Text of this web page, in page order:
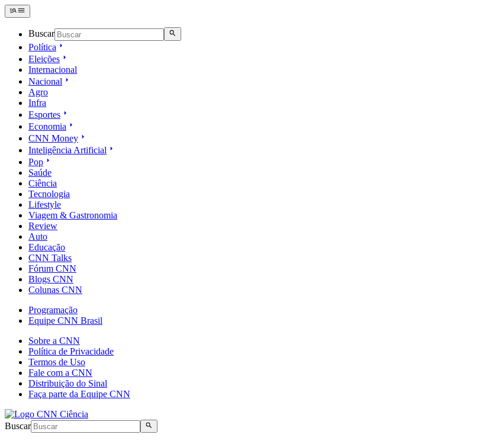
Buscar
Política
Eleições
Internacional
Nacional
Agro
Infra
Esportes
Economia
CNN Money
Inteligência Artificial
Pop
Saúde
Ciência
Tecnologia
Lifestyle
Viagem & Gastronomia
Review
Auto
Educação
CNN Talks
Fórum CNN
Blogs CNN
Colunas CNN
Programação
Equipe CNN Brasil
Sobre a CNN
Política de Privacidade
Termos de Uso
Fale com a CNN
Distribuição do Sinal
Faça parte da Equipe CNN
Buscar